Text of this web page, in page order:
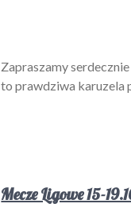
Zapraszamy
to prawdziwa karuzela
Mecze Ligowe 15-